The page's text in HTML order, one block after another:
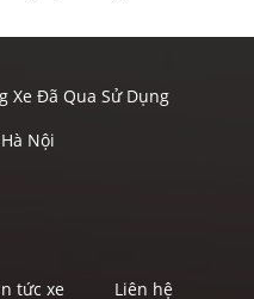
Xe Đã Qua Sử Dụng
Nội
tức xe Liên hệ